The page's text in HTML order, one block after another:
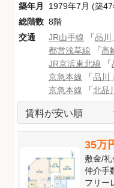
築年月
1979年7月 (築47
総階数 8階
交通
JR山手線 「品川
都営浅草線 「高
JR京浜東北線 「
京急本線 「品川
京急本線 「北品
35万
敷金/礼
仲介手
フリー